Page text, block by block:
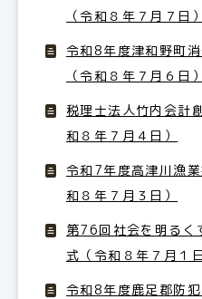
（令和８年７月７日）
令和8年度津和野町
（令和８年７月６日）
税理士法人竹内会計
和８年７月４日）
令和7年度高津川漁
和８年７月３日）
第76回社会を明るく
式（令和８年７月１日
令和8年度鹿足郡防